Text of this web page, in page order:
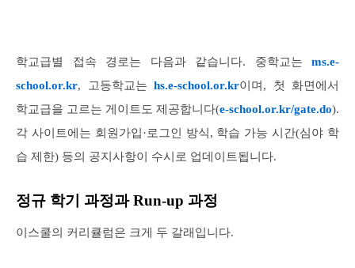
학교급별 접속 경로는 다음과 같습니다. 중학교는 ms.e-
school.or.kr, 고등학교는 hs.e-school.or.kr이며, 첫 화면에서
학교급을 고르는 게이트도 제공합니다(e-school.or.kr/gate.do).
각 사이트에는 회원가입·로그인 방식, 학습 가능 시간(심야 학
습 제한) 등의 공지사항이 수시로 업데이트됩니다.
정규 학기 과정과 Run-up 과정
이스쿨의 커리큘럼은 크게 두 갈래입니다.